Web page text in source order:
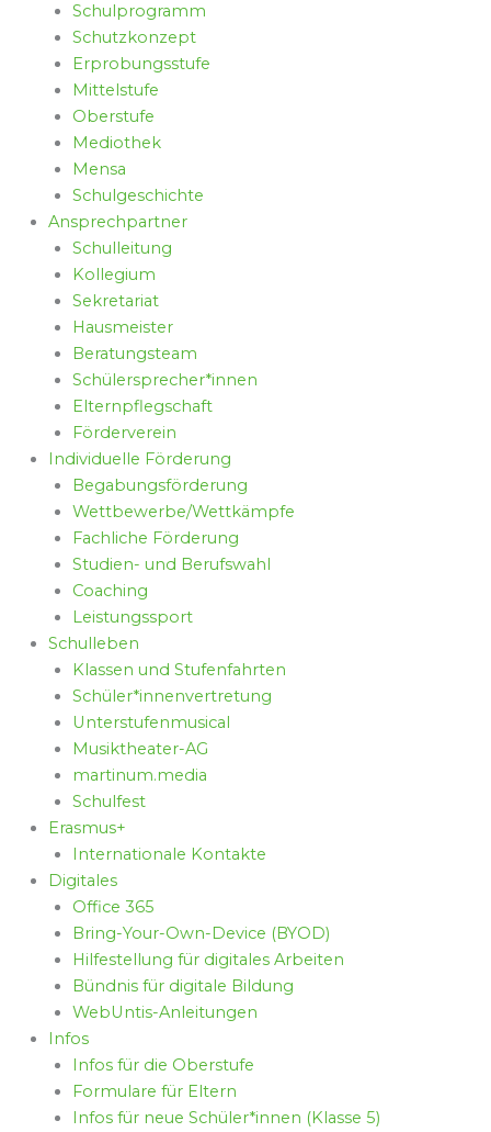
Schulprogramm
Schutzkonzept
Erprobungsstufe
Mittelstufe
Oberstufe
Mediothek
Mensa
Schulgeschichte
Ansprechpartner
Schulleitung
Kollegium
Sekretariat
Hausmeister
Beratungsteam
Schülersprecher*innen
Elternpflegschaft
Förderverein
Individuelle Förderung
Begabungsförderung
Wettbewerbe/Wettkämpfe
Fachliche Förderung
Studien- und Berufswahl
Coaching
Leistungssport
Schulleben
Klassen und Stufenfahrten
Schüler*innenvertretung
Unterstufenmusical
Musiktheater-AG
martinum.media
Schulfest
Erasmus+
Internationale Kontakte
Digitales
Office 365
Bring-Your-Own-Device (BYOD)
Hilfestellung für digitales Arbeiten
Bündnis für digitale Bildung
WebUntis-Anleitungen
Infos
Infos für die Oberstufe
Formulare für Eltern
Infos für neue Schüler*innen (Klasse 5)